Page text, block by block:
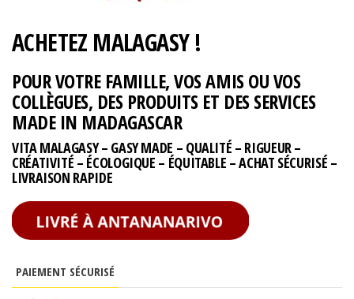
ACHETEZ MALAGASY !
POUR VOTRE FAMILLE, VOS AMIS OU VOS
COLLÈGUES, DES PRODUITS ET DES SERVICES
MADE IN MADAGASCAR
VITA MALAGASY – GASY MADE – QUALITÉ – RIGUEUR –
CRÉATIVITÉ – ÉCOLOGIQUE – ÉQUITABLE – ACHAT SÉCURISÉ –
LIVRAISON RAPIDE
PAIEMENT SÉCURISÉ